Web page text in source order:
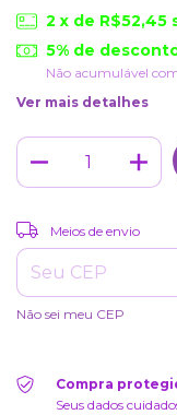
2 x de R$52,45
5% de
Não acumulável
Ver mais detalhes
Entregas para o CEP:
Meios de envio
Não sei meu CEP
Compra
Seus dados